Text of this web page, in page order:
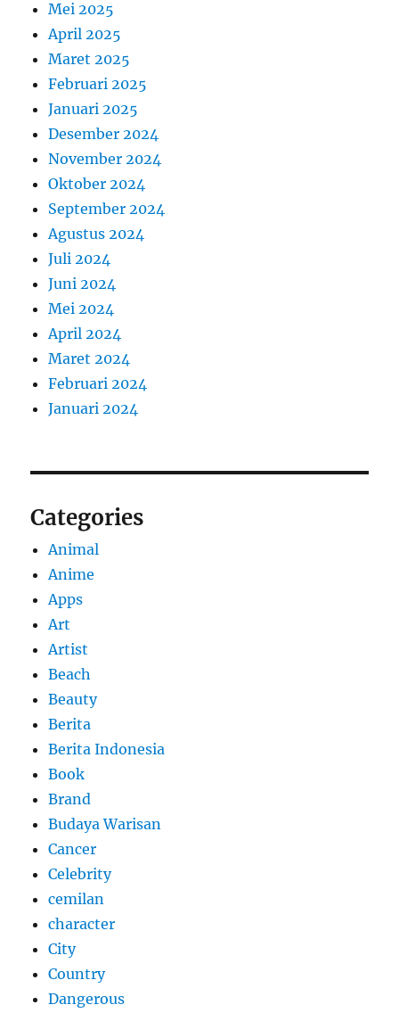
Mei 2025
April 2025
Maret 2025
Februari 2025
Januari 2025
Desember 2024
November 2024
Oktober 2024
September 2024
Agustus 2024
Juli 2024
Juni 2024
Mei 2024
April 2024
Maret 2024
Februari 2024
Januari 2024
Categories
Animal
Anime
Apps
Art
Artist
Beach
Beauty
Berita
Berita Indonesia
Book
Brand
Budaya Warisan
Cancer
Celebrity
cemilan
character
City
Country
Dangerous